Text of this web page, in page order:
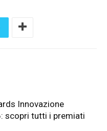
Innovazione
scopri tutti i premiati